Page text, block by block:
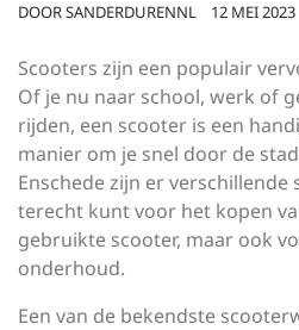
DOORSANDERDURENNL 12 MEI 2023
Scooters zijn een populair
Of je nu naar school, werk of
rijden, een scooter is een
manier om je snel door de
Enschede zijn er
terecht kunt voor het kopen
gebruikte scooter, maar ook
onderhoud.
Een van de bekendste